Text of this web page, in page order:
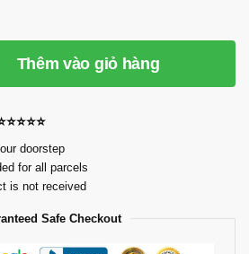
Thêm vào giỏ hàng
doorstep
for all parcels
is not received
Safe Checkout